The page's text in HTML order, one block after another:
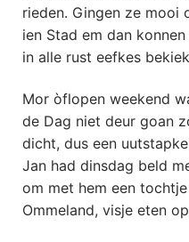
rieden. Gingen ze mooi
ien Stad em dan
in alle rust eefkes
Mor òflopen weekend
de Dag niet deur goan
dicht, dus een
Jan had dinsdag beld
om met hem een
Ommeland, visje eten